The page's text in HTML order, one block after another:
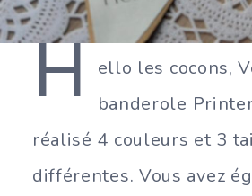
H
ello les cocons,
banderole
réalisé 4 couleurs et 3
différentes. Vous avez